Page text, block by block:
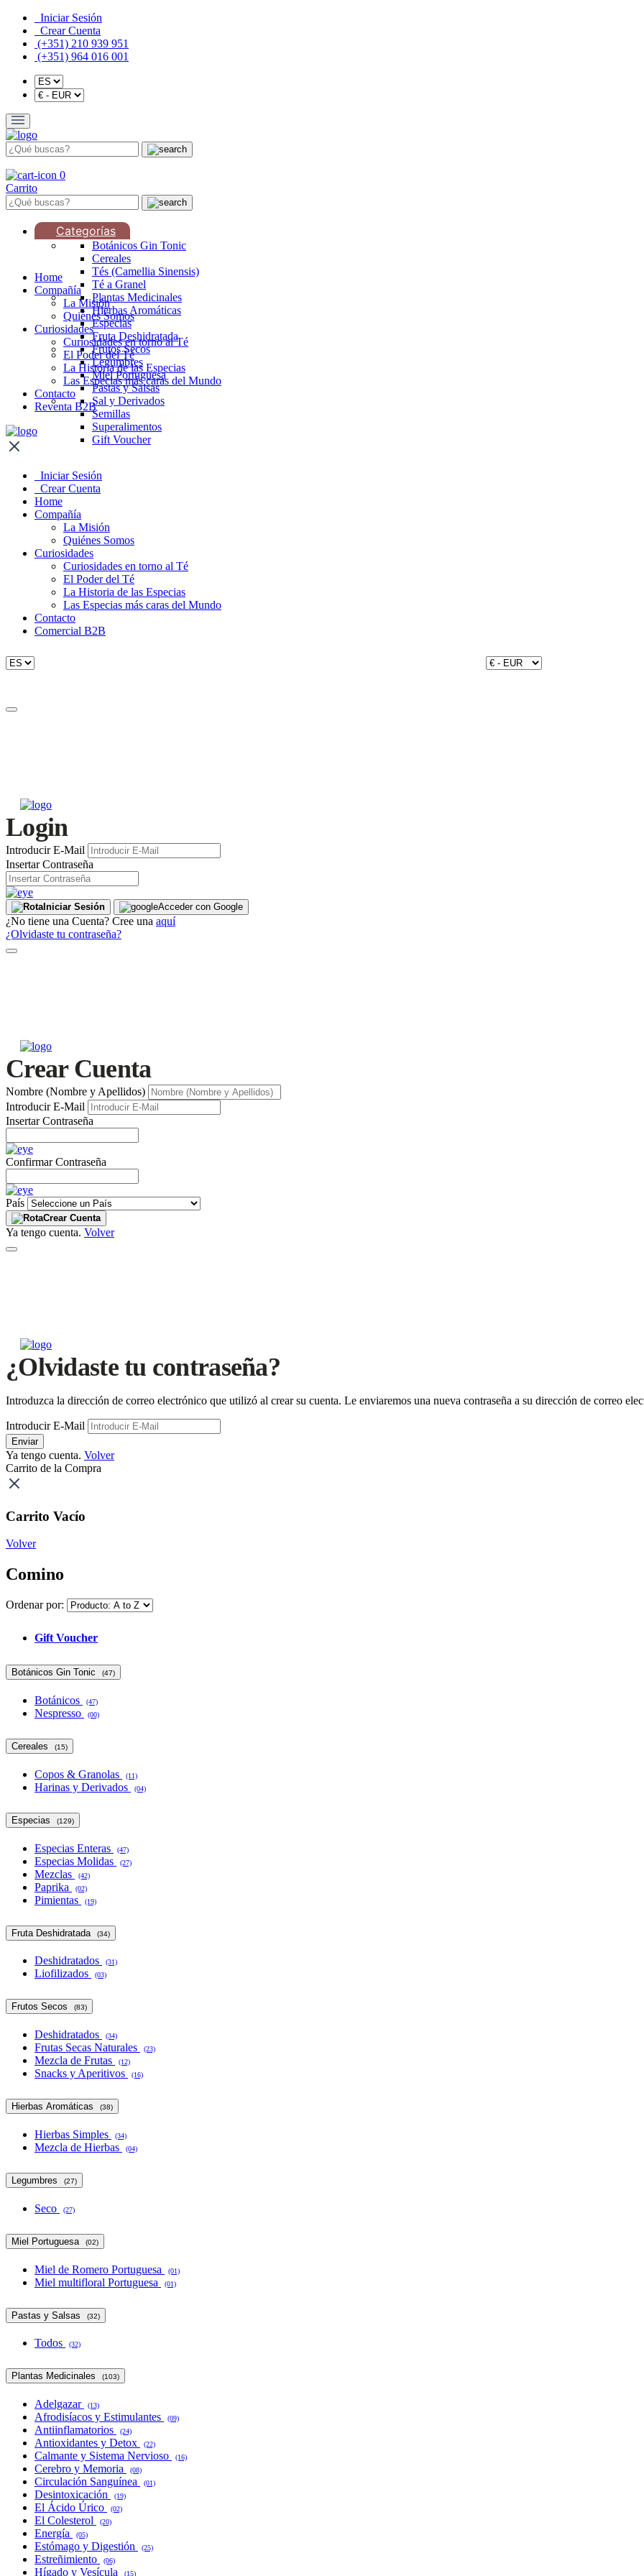
Iniciar Sesión
Crear Cuenta
(+351) 210 939 951
(+351) 964 016 001
0
Carrito
Categorías
Botánicos Gin Tonic
Cereales
Tés (Camellia Sinensis)
Té a Granel
Plantas Medicinales
Hierbas Aromáticas
Especias
Fruta Deshidratada
Frutos Secos
Legumbres
Miel Portuguesa
Pastas y Salsas
Sal y Derivados
Semillas
Superalimentos
Gift Voucher
Home
Compañía
La Misión
Quiénes Somos
Curiosidades
Curiosidades en torno al Té
El Poder del Té
La Historia de las Especias
Las Especias más caras del Mundo
Contacto
Reventa B2B
Iniciar Sesión
Crear Cuenta
Home
Compañía
La Misión
Quiénes Somos
Curiosidades
Curiosidades en torno al Té
El Poder del Té
La Historia de las Especias
Las Especias más caras del Mundo
Contacto
Comercial B2B
Login
Introducir E-Mail
Insertar Contraseña
Iniciar Sesión Acceder con Google
¿No tiene una Cuenta? Cree una aquí
¿Olvidaste tu contraseña?
Crear Cuenta
Nombre (Nombre y Apellidos)
Introducir E-Mail
Insertar Contraseña
Confirmar Contraseña
País
Crear Cuenta
Ya tengo cuenta. Volver
¿Olvidaste tu contraseña?
Introduzca la dirección de correo electrónico que utilizó al crear su cuenta. Le enviaremos una nueva contraseña a su dirección de correo
Introducir E-Mail
Enviar
Ya tengo cuenta. Volver
Carrito de la Compra
Carrito Vacío
Volver
Comino
Ordenar por:
Gift Voucher
Botánicos Gin Tonic (47)
Botánicos (47)
Nespresso (00)
Cereales (15)
Copos & Granolas (11)
Harinas y Derivados (04)
Especias (129)
Especias Enteras (47)
Especias Molidas (27)
Mezclas (42)
Paprika (02)
Pimientas (19)
Fruta Deshidratada (34)
Deshidratados (31)
Liofilizados (03)
Frutos Secos (83)
Deshidratados (34)
Frutas Secas Naturales (23)
Mezcla de Frutas (12)
Snacks y Aperitivos (16)
Hierbas Aromáticas (38)
Hierbas Simples (34)
Mezcla de Hierbas (04)
Legumbres (27)
Seco (27)
Miel Portuguesa (02)
Miel de Romero Portuguesa (01)
Miel multifloral Portuguesa (01)
Pastas y Salsas (32)
Todos (32)
Plantas Medicinales (103)
Adelgazar (13)
Afrodisíacos y Estimulantes (09)
Antiinflamatorios (24)
Antioxidantes y Detox (22)
Calmante y Sistema Nervioso (16)
Cerebro y Memoria (08)
Circulación Sanguínea (01)
Desintoxicación (19)
El Ácido Úrico (02)
El Colesterol (20)
Energía (05)
Estómago y Digestión (25)
Estreñimiento (06)
Hígado y Vesícula (15)